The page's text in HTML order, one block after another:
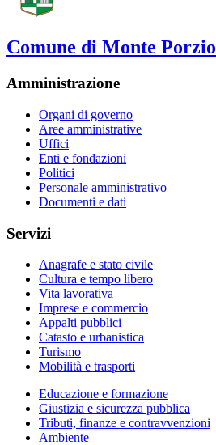
Comune di Monte Porzio
Amministrazione
Organi di governo
Aree amministrative
Uffici
Enti e fondazioni
Politici
Personale amministrativo
Documenti e dati
Servizi
Anagrafe e stato civile
Cultura e tempo libero
Vita lavorativa
Imprese e commercio
Appalti pubblici
Catasto e urbanistica
Turismo
Mobilità e trasporti
Educazione e formazione
Giustizia e sicurezza pubblica
Tributi, finanze e contravvenzioni
Ambiente